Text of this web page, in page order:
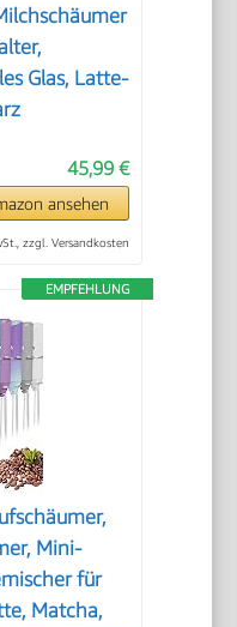
Glas, Latte-
45,99 €
ansehen
zzgl. Versandkosten
EMPFEHLUNG
Mini-
für
Matcha,